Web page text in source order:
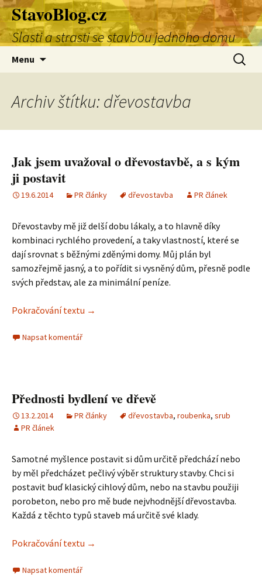
Přejít
k
obsahu
webu
StavoBlog.cz
Slasti a strasti se stavbou jednoho domu
Menu
Archiv štítku: dřevostavba
Jak jsem uvažoval o dřevostavbě, a s kým
ji postavit
19.6.2014 PR články dřevostavba PR článek
Dřevostavby mě již delší dobu lákaly, a to hlavně díky
kombinaci rychlého provedení, a taky vlastností, které se
dají srovnat s běžnými zděnými domy. Můj plán byl
samozřejmě jasný, a to pořídit si vysněný dům, přesně podle
svých představ, ale za minimální peníze.
Pokračování textu Jak jsem uvažoval o dřevostavbě, a s kým ji
→
Napsat komentář
Přednosti bydlení ve dřevě
13.2.2014 PR články dřevostavba, roubenka, srub
PR článek
Samotné myšlence postavit si dům určitě předchází nebo
by měl předcházet pečlivý výběr struktury stavby. Chci si
postavit buď klasický cihlový dům, nebo na stavbu použiji
porobeton, nebo pro mě bude nejvhodnější dřevostavba.
Každá z těchto typů staveb má určitě své klady.
Pokračování textu Přednosti bydlení ve dřevě
→
Napsat komentář